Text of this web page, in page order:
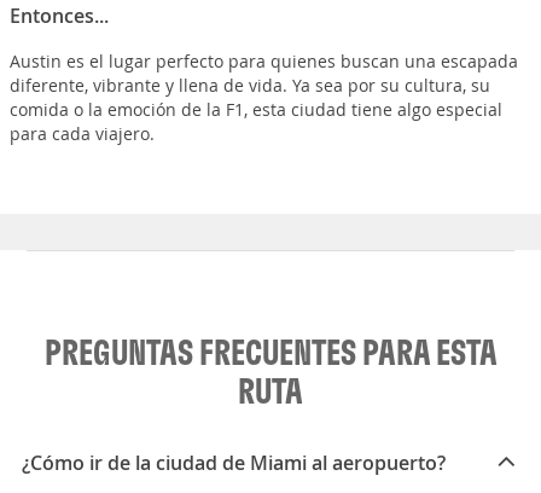
Entonces...
Austin es el lugar perfecto para quienes buscan una escapada
diferente, vibrante y llena de vida. Ya sea por su cultura, su
comida o la emoción de la F1, esta ciudad tiene algo especial
para cada viajero.
PREGUNTAS FRECUENTES PARA ESTA
RUTA
¿Cómo ir de la ciudad de Miami al aeropuerto?